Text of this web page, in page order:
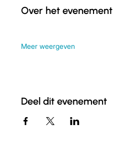
Over het evenement
Meer weergeven
Deel dit evenement